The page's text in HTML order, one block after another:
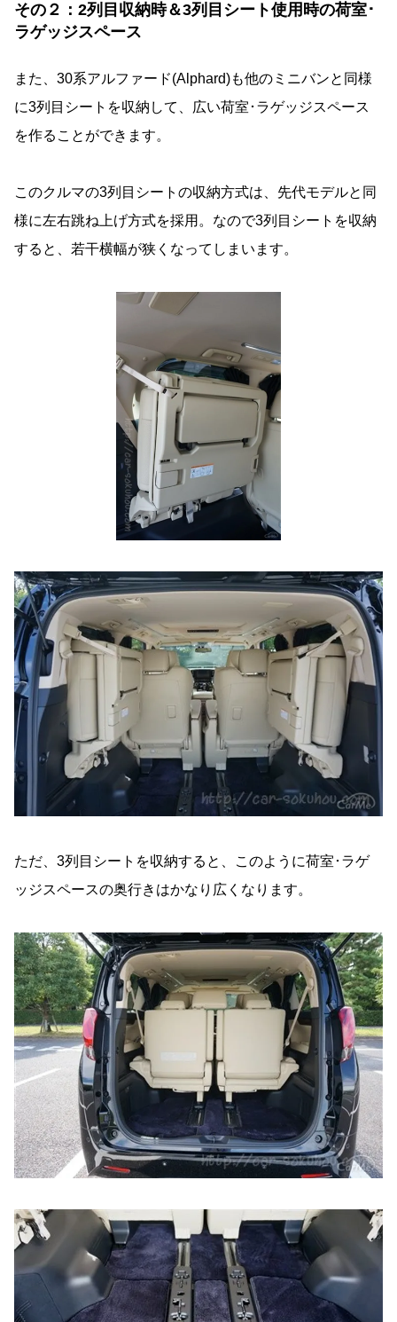
その２：2列目収納時＆3列目シート使用時の荷室･
ラゲッジスペース
また、30系アルファード(Alphard)も他のミニバンと同様
に3列目シートを収納して、広い荷室･ラゲッジスペース
を作ることができます。
このクルマの3列目シートの収納方式は、先代モデルと同
様に左右跳ね上げ方式を採用。なので3列目シートを収納
すると、若干横幅が狭くなってしまいます。
ただ、3列目シートを収納すると、このように荷室･ラゲ
ッジスペースの奥行きはかなり広くなります。